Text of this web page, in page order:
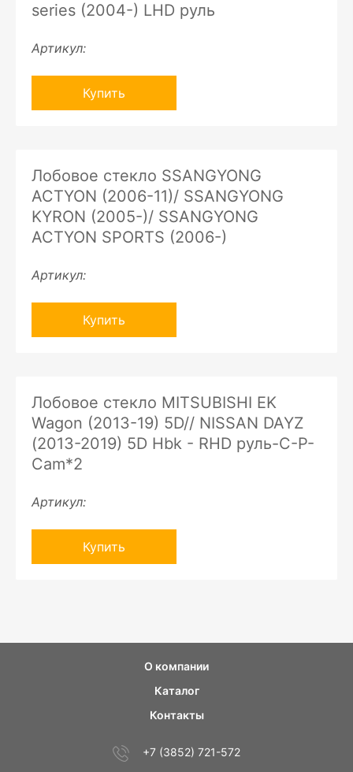
series (2004-) LHD руль
Артикул:
Купить
Лобовое стекло SSANGYONG
ACTYON (2006-11)/ SSANGYONG
KYRON (2005-)/ SSANGYONG
ACTYON SPORTS (2006-)
Артикул:
Купить
Лобовое стекло MITSUBISHI EK
Wagon (2013-19) 5D// NISSAN DAYZ
(2013-2019) 5D Hbk - RHD руль-C-P-
Cam*2
Артикул:
Купить
О компании
Каталог
Контакты
+7 (3852) 721-572